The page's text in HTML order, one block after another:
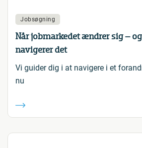
Jobsøgning
Når jobmarkedet ændrer sig –
navigerer det
Vi guider dig i at navigere i et
nu